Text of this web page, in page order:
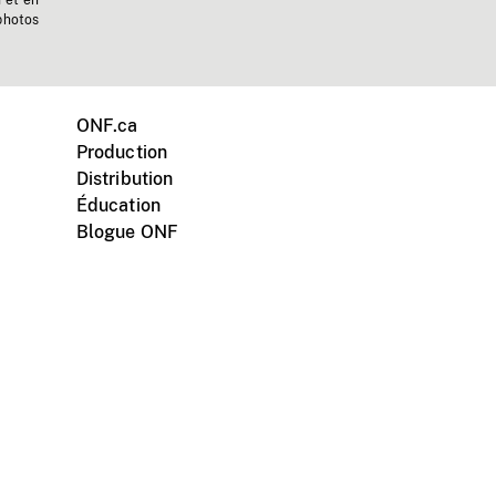
ONF.ca
Production
Distribution
Éducation
Blogue ONF